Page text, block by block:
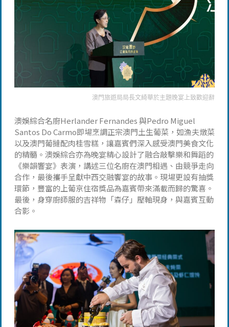
澳門旅遊局局長文綺華於主題晚宴上致歡迎辭
澳娛綜合名廚Herlander Fernandes 與Pedro Miguel
Santos Do Carmo即場烹調正宗澳門土生葡菜，如漁夫燉菜
以及澳門葡撻配肉桂雪糕，讓嘉賓們深入感受澳門美食文化
的精髓。澳娛綜合亦為晚宴精心設計了融合敲擊樂和舞蹈的
《樂韻響宴》表演，講述三位名廚在澳門相遇、由競爭走向
合作，最後攜手呈獻中西交融饗宴的故事。現場更設有抽獎
環節，豐富的上葡京住宿獎品為嘉賓帶來滿載而歸的驚喜。
最後，身穿廚師服的吉祥物「森仔」壓軸現身，與嘉賓互動
合影。